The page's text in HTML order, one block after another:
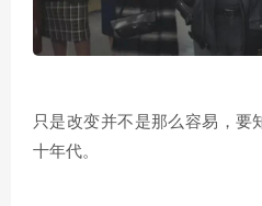
只是改变并不是那么容易，要
十年代。